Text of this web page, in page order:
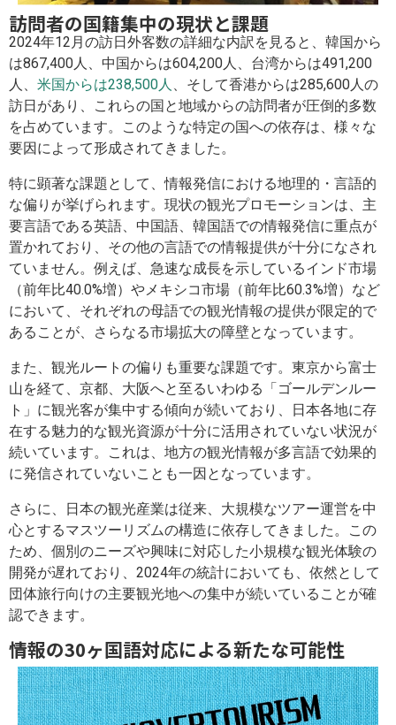
訪問者の国籍集中の現状と課題
2024年12月の訪日外客数の詳細な内訳を見ると、韓国から
は867,400人、中国からは604,200人、台湾からは491,200
人、 米国からは238,500人
、そして香港からは285,600人の
訪日があり、これらの国と地域からの訪問者が圧倒的多数
を占めています。このような特定の国への依存は、様々な
要因によって形成されてきました。
特に顕著な課題として、情報発信における地理的・言語的
な偏りが挙げられます。現状の観光プロモーションは、主
要言語である英語、中国語、韓国語での情報発信に重点が
置かれており、その他の言語での情報提供が十分になされ
ていません。例えば、急速な成長を示しているインド市場
（前年比40.0%増）やメキシコ市場（前年比60.3%増）など
において、それぞれの母語での観光情報の提供が限定的で
あることが、さらなる市場拡大の障壁となっています。
また、観光ルートの偏りも重要な課題です。東京から富士
山を経て、京都、大阪へと至るいわゆる「ゴールデンルー
ト」に観光客が集中する傾向が続いており、日本各地に存
在する魅力的な観光資源が十分に活用されていない状況が
続いています。これは、地方の観光情報が多言語で効果的
に発信されていないことも一因となっています。
さらに、日本の観光産業は従来、大規模なツアー運営を中
心とするマスツーリズムの構造に依存してきました。この
ため、個別のニーズや興味に対応した小規模な観光体験の
開発が遅れており、2024年の統計においても、依然として
団体旅行向けの主要観光地への集中が続いていることが確
認できます。
情報の30ヶ国語対応による新たな可能性